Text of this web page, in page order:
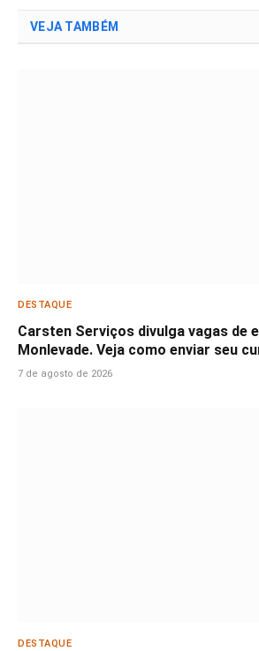
VEJA TAMBÉM
DESTAQUE
Carsten Serviços divulga vagas de
Monlevade. Veja como enviar seu
7 de agosto de 2026
DESTAQUE